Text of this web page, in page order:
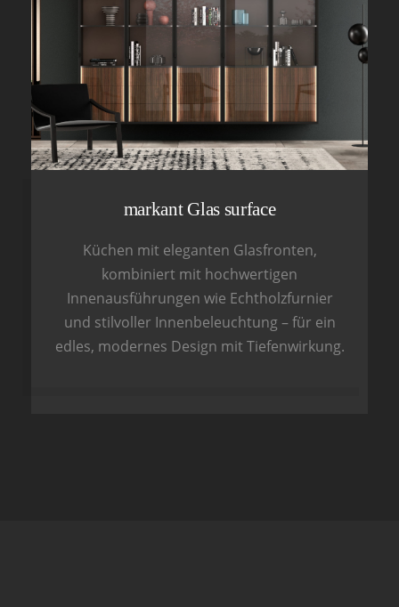
markant Glas surface
Küchen mit eleganten Glasfronten,
kombiniert mit hochwertigen
Innenausführungen wie Echtholzfurnier
und stilvoller Innenbeleuchtung – für ein
edles, modernes Design mit Tiefenwirkung.